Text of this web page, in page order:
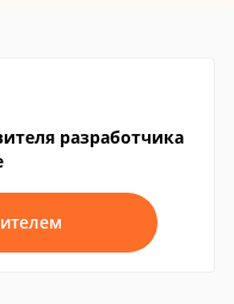
разработчика